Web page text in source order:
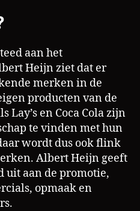
aan het
Heijn ziet dat er
merken in de
producten van de
en Coca Cola zijn
te vinden met hun
wordt dus ook flink
Albert Heijn geeft
aan de promotie,
opmaak en